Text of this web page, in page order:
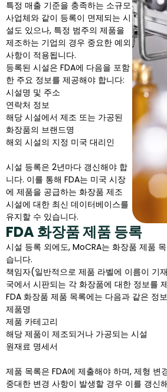
특정 매출 기준을 충족하는 소규모
사업체와 같이 등록이 면제되는 시
설도 있으나, 특정 범주의 제품을
제조하는 기업의 경우 중요한 예외
사항이 적용됩니다.
등록된 시설은 FDA에 다음을 포함
한 주요 정보를 제공해야 합니다:
시설명 및 주소
연락처 정보
해당 시설에서 제조 또는 가공된
화장품의 브랜드명
해외 시설의 지정 미국 대리인
시설 등록은 2년마다 갱신해야 합
니다. 이를 통해 FDA는 미국 시장
에 제품을 공급하는 화장품 제조
시설에 대한 최신 데이터베이스를
유지할 수 있습니다.
FDA 화장품 제품 등록
시설 등록 외에도, MoCRA는 화장품 제품
습니다.
책임자(일반적으로 제품 라벨에 이름이 기
국에서 시판되는 각 화장품에 대한 정보를
FDA 화장품 제품 목록에는 다음과 같은 정
제품명
제품 카테고리
해당 제품이 제조되거나 가공되는 시설
원재료 명세서
제품 목록은 FDA에 제출해야 하며, 제형 변
중대한 변경 사항이 발생할 경우 이를 갱신